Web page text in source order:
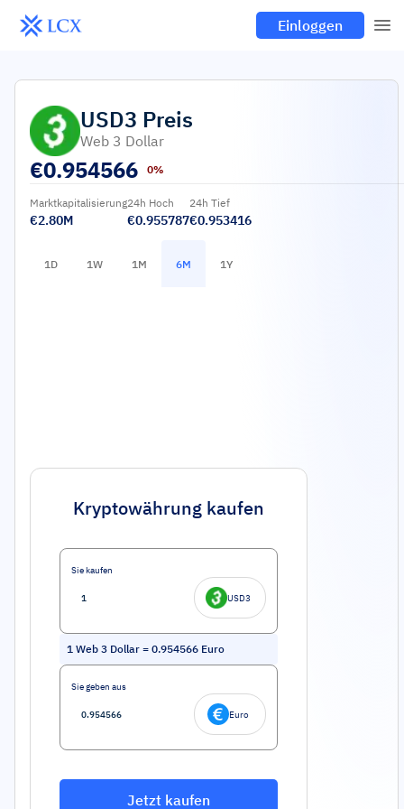
Einloggen
USD3 Preis
Web 3 Dollar
€0.954566 0%
Marktkapitalisierung
€2.80M
24h Hoch
€0.955787
24h Tief
€0.953416
1D 1W 1M 6M 1Y
Kryptowährung kaufen
Sie kaufen
USD3
1 Web 3 Dollar = 0.954566 Euro
Sie geben aus
Euro
Jetzt kaufen